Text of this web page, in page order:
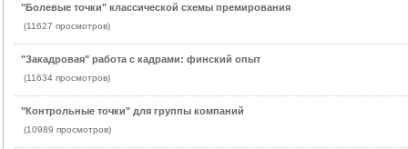
"Болевые точки" классической схемы премирования
(11627 просмотров)
"Закадровая" работа с кадрами: финский опыт
(11634 просмотров)
"Контрольные точки" для группы компаний
(10989 просмотров)